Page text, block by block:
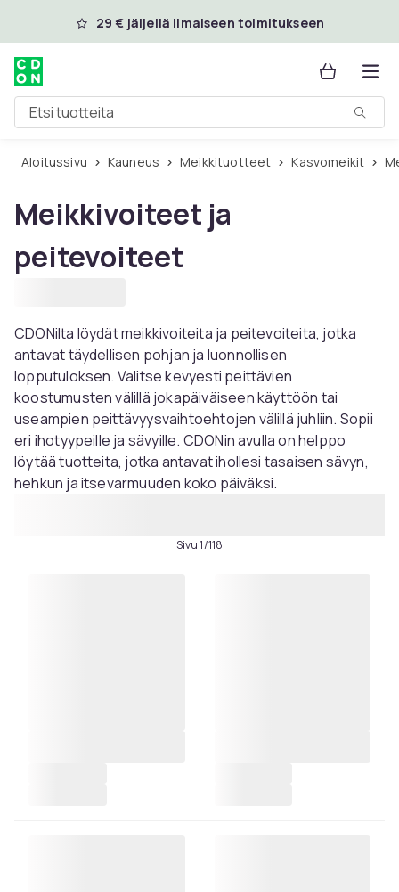
Ohita ja siirry pääsisältöön
29 € jäljellä ilmaiseen toimitukseen
Etsi tuotteita
Aloitussivu Kauneus Meikkituotteet Kasvomeikit
Meikkivoiteet ja
peitevoiteet
CDONilta löydät meikkivoiteita ja peitevoiteita, jotka
antavat täydellisen pohjan ja luonnollisen
lopputuloksen. Valitse kevyesti peittävien
koostumusten välillä jokapäiväiseen käyttöön tai
useampien peittävyysvaihtoehtojen välillä juhliin. Sopii
eri ihotyypeille ja sävyille. CDONin avulla on helppo
löytää tuotteita, jotka antavat ihollesi tasaisen sävyn,
hehkun ja itsevarmuuden koko päiväksi.
Sivu 1/118